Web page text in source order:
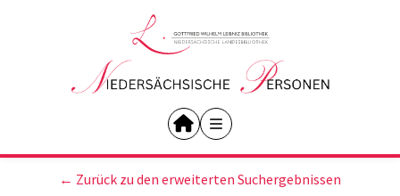
← Zurück zu den erweiterten Suchergebnissen